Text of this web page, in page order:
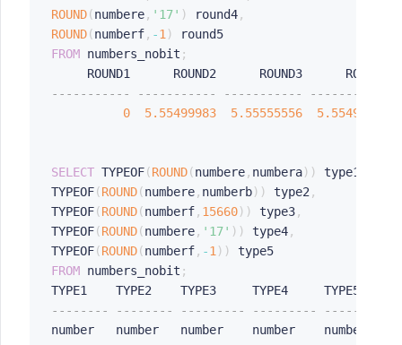
ROUND(numbere, '17' ) round4,
ROUND(numberf, -1)
FROM numbers_nobit ;
----------- ----------- ----------- -----------
0
5.55499983 5.55555556 5.55499983
SELECT TYPEOF(ROUND(numbere, numbera) ) type1
TYPEOF(ROUND(numbere, numberb) ) type2,
TYPEOF(ROUND(numberf, 15660) ) type3,
TYPEOF(ROUND(numbere, '17' ) ) type4,
TYPEOF(ROUND(numberf, -1) )
FROM numbers_nobit ;
-------- -------- --------- --------- --------